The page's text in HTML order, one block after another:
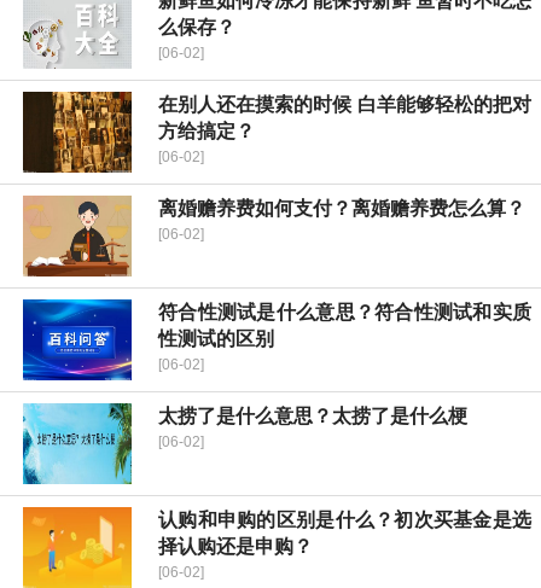
么保存？
[06-02]
在别人还在摸索的时候 白羊能够轻松的把对
方给搞定？
[06-02]
离婚赡养费如何支付？离婚赡养费怎么算？
[06-02]
符合性测试是什么意思？符合性测试和实质
性测试的区别
[06-02]
太捞了是什么意思？太捞了是什么梗
[06-02]
认购和申购的区别是什么？初次买基金是选
择认购还是申购？
[06-02]